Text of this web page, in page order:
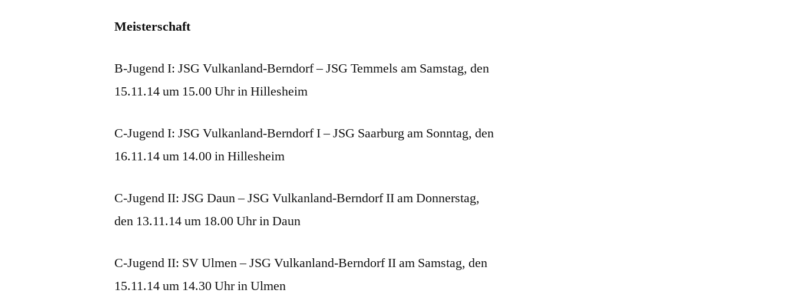
Meisterschaft
B-Jugend I: JSG Vulkanland-Berndorf – JSG Temmels am Samstag, den
15.11.14 um 15.00 Uhr in Hillesheim
C-Jugend I: JSG Vulkanland-Berndorf I – JSG Saarburg am Sonntag, den
16.11.14 um 14.00 in Hillesheim
C-Jugend II: JSG Daun – JSG Vulkanland-Berndorf II am Donnerstag,
den 13.11.14 um 18.00 Uhr in Daun
C-Jugend II: SV Ulmen – JSG Vulkanland-Berndorf II am Samstag, den
15.11.14 um 14.30 Uhr in Ulmen